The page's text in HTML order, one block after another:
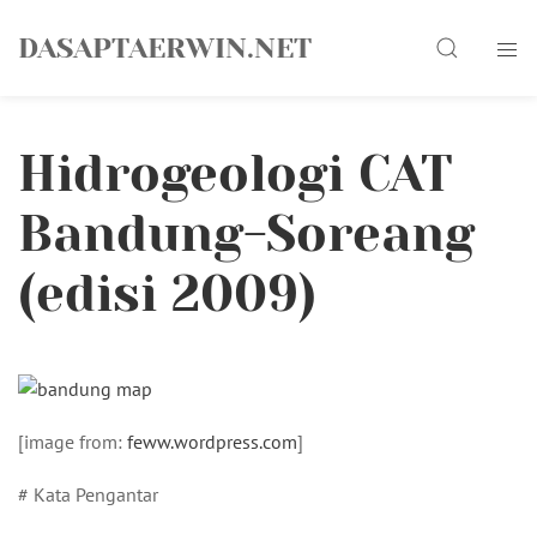
DASAPTAERWIN.NET Search
Hidrogeologi CAT
Bandung-Soreang
(edisi 2009)
[image from: feww.wordpress.com]
# Kata Pengantar